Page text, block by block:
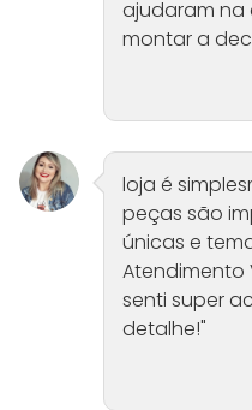
ajudaram na
montar a
loja é
peças são
únicas e
Atendimento
senti super
detalhe!"